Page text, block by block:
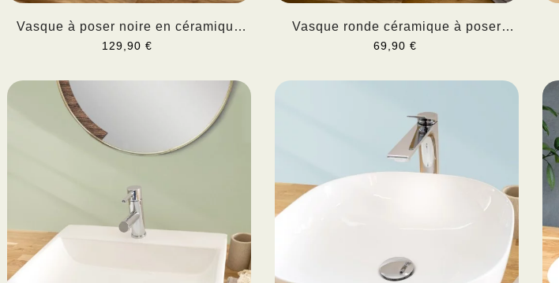
Vasque à poser noire en céramique
CERIA
129,90 €
Vasque ronde céramique à poser
PURIS
69,90 €